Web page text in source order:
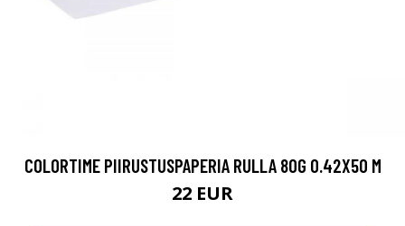
COLORTIME PIIRUSTUSPAPERIA RULLA 80G 0.42X50 M
22 EUR